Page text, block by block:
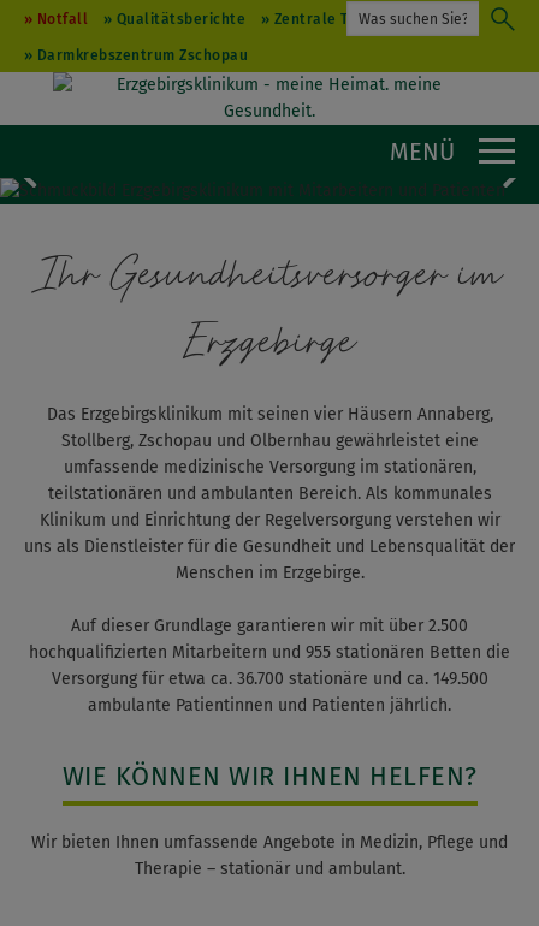
Notfall Qualitätsberichte Zentrale Terminvergabe
Darmkrebszentrum Zschopau
MENÜ
Ihr Gesundheitsversorger im
Erzgebirge
Das Erzgebirgsklinikum mit seinen vier Häusern Annaberg,
Stollberg, Zschopau und Olbernhau gewährleistet eine
umfassende medizinische Versorgung im stationären,
teilstationären und ambulanten Bereich. Als kommunales
Klinikum und Einrichtung der Regelversorgung verstehen wir
uns als Dienstleister für die Gesundheit und Lebensqualität der
Menschen im Erzgebirge.
Auf dieser Grundlage garantieren wir mit über 2.500
hochqualifizierten Mitarbeitern und 955 stationären Betten die
Versorgung für etwa ca. 36.700 stationäre und ca. 149.500
ambulante Patientinnen und Patienten jährlich.
WIE KÖNNEN WIR IHNEN HELFEN?
Wir bieten Ihnen umfassende Angebote in Medizin, Pflege und
Therapie – stationär und ambulant.